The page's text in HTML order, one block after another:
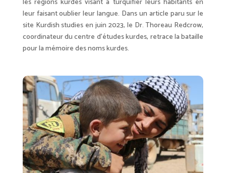
leur faisant oublier leur langue. Dans un article paru sur le
site Kurdish studies en juin 2023, le Dr. Thoreau Redcrow,
coordinateur du centre d’études kurdes, retrace la bataille
pour la mémoire des noms kurdes.